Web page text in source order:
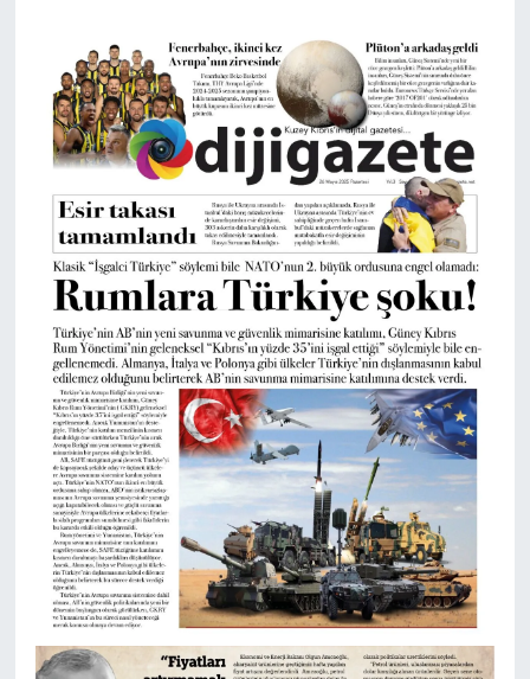
TÜRKiYE
Video Galeri
YAŞAM
Yazarlar